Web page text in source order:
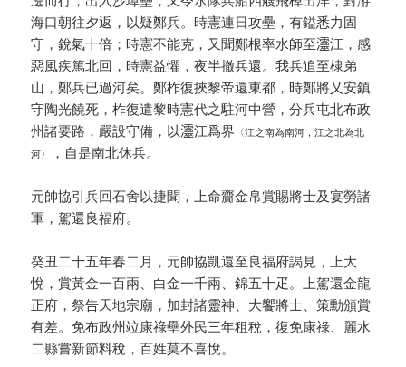
海口朝往夕返，以疑鄭兵。時憲連日攻壘，有鎰悉力固
守，銳氣十倍；時憲不能克，又聞鄭根率水師至𤅷江，感
惡風疾篤北回，時憲益懼，夜半撤兵還。我兵追至棣弟
山，鄭兵已過河矣。鄭柞復挾黎帝還東都，時鄭將乂安鎮
守陶光饒死，柞復遣黎時憲代之駐河中營，分兵屯北布政
州諸要路，嚴設守備，以𤅷江爲界 〈江之南為南河，江之北為北
河〉
，自是南北休兵。
元帥協引兵回石舍以捷聞，上命齎金帛賞賜將士及宴勞諸
軍，駕還良福府。
癸丑二十五年春二月，元帥協凱還至良福府謁見，上大
悅，賞黃金一百兩、白金一千兩、錦五十疋。上駕還金龍
正府，祭告天地宗廟，加封諸靈神、大饗將士、策勳頒賞
有差。免布政州竝康祿壘外民三年租稅，復免康祿、麗水
二縣嘗新節料稅，百姓莫不喜悅。